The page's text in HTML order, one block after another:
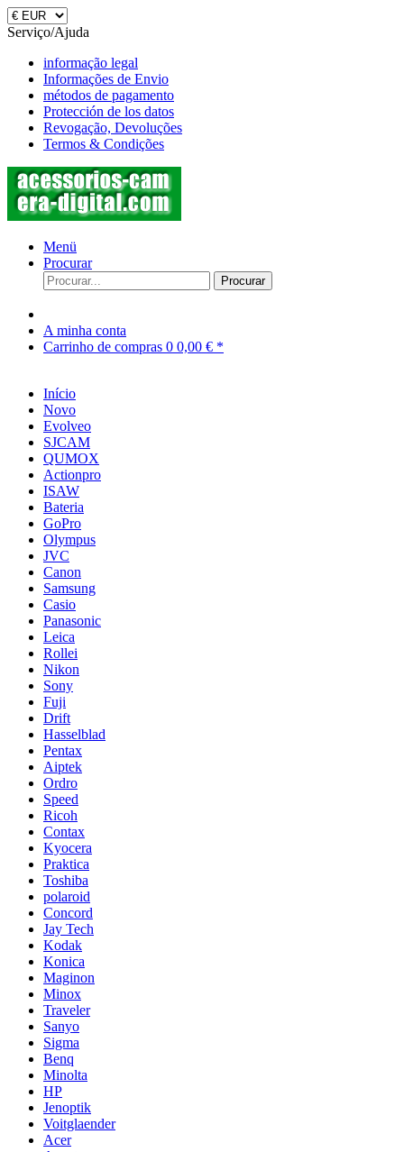
Serviço/Ajuda
informação legal
Informações de Envio
métodos de pagamento
Protección de los datos
Revogação, Devoluções
Termos & Condições
Menü
Procurar
Procurar
A minha conta
Carrinho de compras 0 0,00 € *
Início
Novo
Evolveo
SJCAM
QUMOX
Actionpro
ISAW
Bateria
GoPro
Olympus
JVC
Canon
Samsung
Casio
Panasonic
Leica
Rollei
Nikon
Sony
Fuji
Drift
Hasselblad
Pentax
Aiptek
Ordro
Speed
Ricoh
Contax
Kyocera
Praktica
Toshiba
polaroid
Concord
Jay Tech
Kodak
Konica
Maginon
Minox
Traveler
Sanyo
Sigma
Benq
Minolta
HP
Jenoptik
Voitglaender
Acer